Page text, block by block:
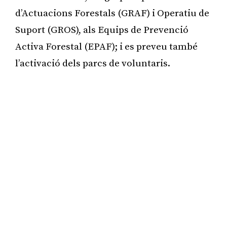
d’Actuacions Forestals (GRAF) i Operatiu de
Suport (GROS), als Equips de Prevenció
Activa Forestal (EPAF); i es preveu també
l’activació dels parcs de voluntaris.